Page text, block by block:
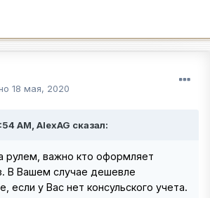
18 мая, 2020
AM, AlexAG сказал:
рулем, важно кто оформляет
В Вашем случае дешевле
если у Вас нет консульского учета.